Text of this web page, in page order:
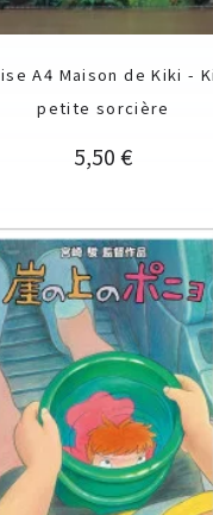
A4 Maison de Kiki -
petite sorcière
Prix
5,50 €